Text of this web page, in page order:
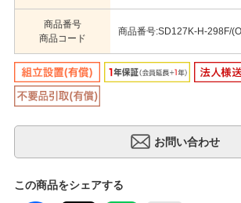
商品番号
商品コード
商品番号:SD127K-H-298F/
この商品をシェアする